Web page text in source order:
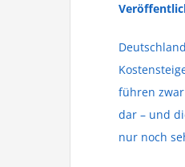
führen
dar – und
nur noch